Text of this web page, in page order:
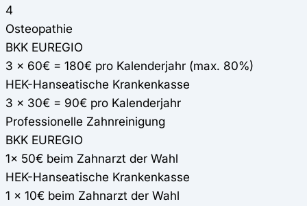
4
Osteopathie
BKK EUREGIO
3 x 60€ = 180€ pro Kalenderjahr (max. 80%)
HEK-Hanseatische Krankenkasse
3 x 30€ = 90€ pro Kalenderjahr
Professionelle Zahnreinigung
BKK EUREGIO
1x 50€ beim Zahnarzt der Wahl
HEK-Hanseatische Krankenkasse
1 x 10€ beim Zahnarzt der Wahl